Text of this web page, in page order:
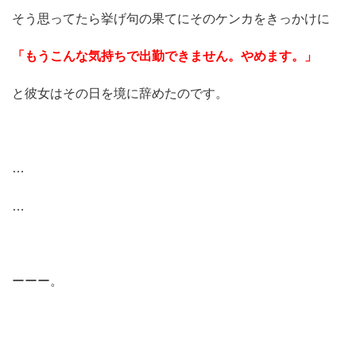
そう思ってたら挙げ句の果てにそのケンカをきっかけに
「もうこんな気持ちで出勤できません。やめます。」
と彼女はその日を境に辞めたのです。
…
…
ーーー。